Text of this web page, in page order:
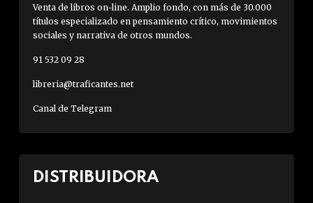
Venta de libros on-line. Amplio fondo, con más de 30.000
títulos especializado en pensamiento crítico, movimientos
sociales y narrativa de otros mundos.
91 532 09 28
libreria@traficantes.net
Canal de Telegram
DISTRIBUIDORA